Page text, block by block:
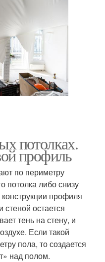
потолках.
профиль
по периметру
потолка либо снизу
профиля
остается
тень на стену, и
Если такой
пола, то создается
над полом.